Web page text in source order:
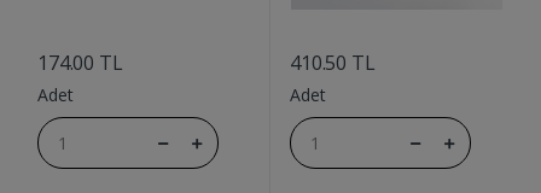
174.00 TL
Adet
410.50 TL
Adet